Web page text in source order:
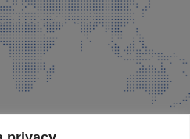
(BG)
MAP